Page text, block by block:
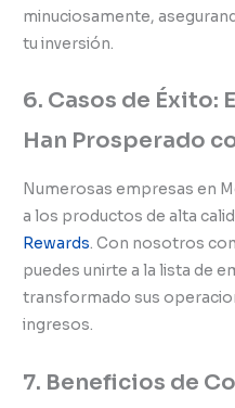
minuciosamente,
tu inversión.
6. Casos de Éxito:
Han Prosperado
Numerosas empresas en
a los productos de alta
Rewards. Con nosotros
puedes unirte a la lista de
transformado sus
ingresos.
7. Beneficios de